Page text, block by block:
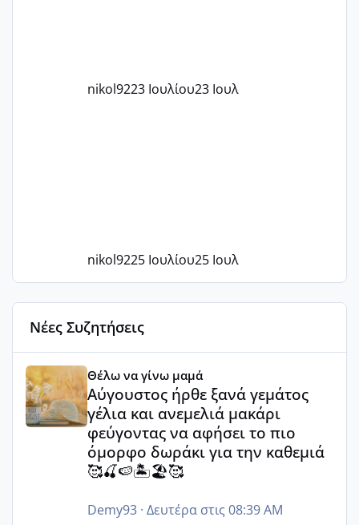
nikol9223 Ιουλίου23 Ιουλ
nikol9225 Ιουλίου25 Ιουλ
Νέες Συζητήσεις
Αύγουστος ήρθε ξανά γεμάτος γέλια και ανεμελιά
Θέλω να γίνω μαμά
Αύγουστος ήρθε ξανά γεμάτος
γέλια και ανεμελιά μακάρι
φεύγοντας να αφήσει το πιο
όμορφο δωράκι για την καθεμιά
🥰🍒🍉🏝️🏖️🥰
Demy93· Δευτέρα στις 08:39 AM